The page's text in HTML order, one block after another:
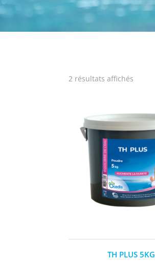
2 résultats affichés
TH PLUS 5KG